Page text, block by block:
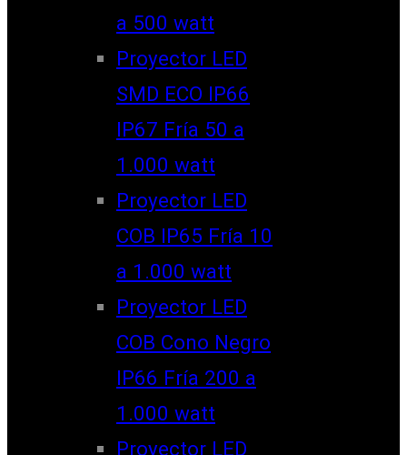
a 500 watt
Proyector LED
SMD ECO IP66
IP67 Fría 50 a
1.000 watt
Proyector LED
COB IP65 Fría 10
a 1.000 watt
Proyector LED
COB Cono Negro
IP66 Fría 200 a
1.000 watt
Proyector LED